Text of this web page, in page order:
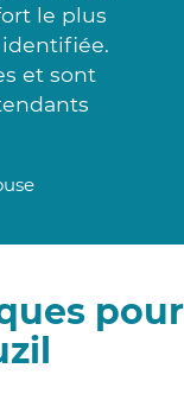
le plus
identifiée.
et sont
pour